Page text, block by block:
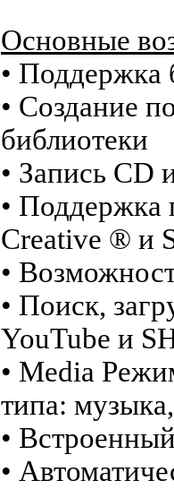
Основные
• Поддержка
• Создание
библиотеки
• Запись CD
• Поддержка
Creative ® и
•
• Поиск,
YouTube и
• Media
типа:
•
•